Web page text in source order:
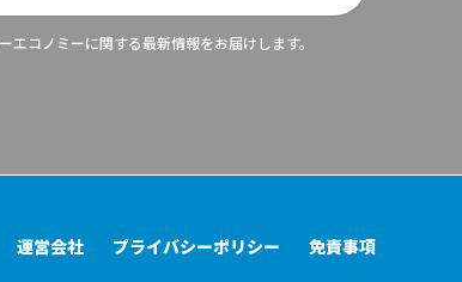
エコノミーに関する最新情報をお届けします。
運営会社 プライバシーポリシー 免責事項